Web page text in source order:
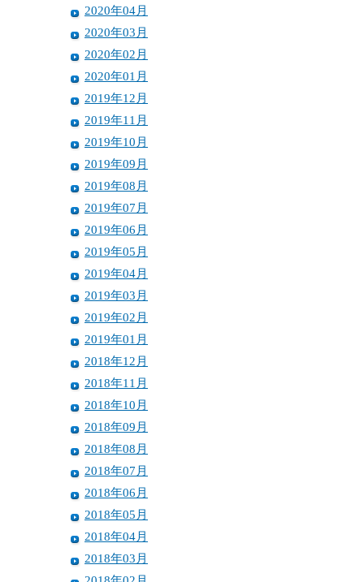
2020年04月
2020年03月
2020年02月
2020年01月
2019年12月
2019年11月
2019年10月
2019年09月
2019年08月
2019年07月
2019年06月
2019年05月
2019年04月
2019年03月
2019年02月
2019年01月
2018年12月
2018年11月
2018年10月
2018年09月
2018年08月
2018年07月
2018年06月
2018年05月
2018年04月
2018年03月